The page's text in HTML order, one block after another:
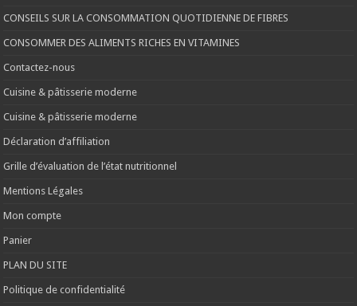
CONSEILS SUR LA CONSOMMATION QUOTIDIENNE DE FIBRES
CONSOMMER DES ALIMENTS RICHES EN VITAMINES
Contactez-nous
Cuisine & pâtisserie moderne
Cuisine & pâtisserie moderne
Déclaration d’affiliation
Grille d’évaluation de l’état nutritionnel
Mentions Légales
Mon compte
Panier
PLAN DU SITE
Politique de confidentialité